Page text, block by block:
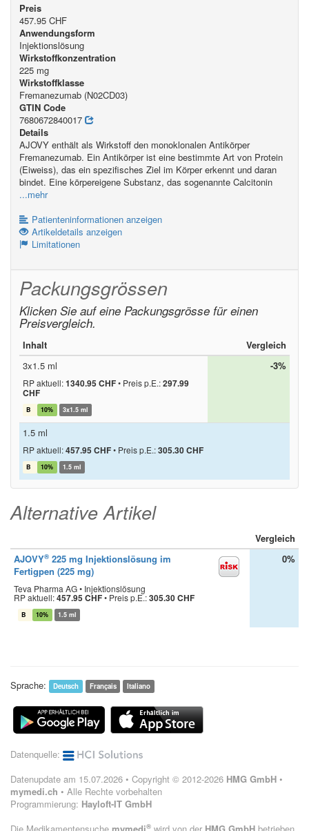
Preis
457.95 CHF
Anwendungsform
Injektionslösung
Wirkstoffkonzentration
225 mg
Wirkstoffklasse
Fremanezumab (N02CD03)
GTIN Code
7680672840017
Details
AJOVY enthält als Wirkstoff den monoklonalen Antikörper
Fremanezumab. Ein Antikörper ist eine bestimmte Art von Protein
(Eiweiss), das ein spezifisches Ziel im Körper erkennt und daran
bindet. Eine körpereigene Substanz, das sogenannte Calcitonin
...mehr
Patienteninformationen anzeigen
Artikeldetails anzeigen
Limitationen
Packungsgrössen
Klicken Sie auf eine Packungsgrösse für einen
Preisvergleich.
Inhalt
Vergleich
3x1.5 ml
RP aktuell:1340.95 CHF• Preis p.E.:297.99
CHF
B 10% 3x1.5 ml
-3%
1.5 ml
RP aktuell:457.95 CHF• Preis p.E.:305.30 CHF
B 10% 1.5 ml
Alternative Artikel
Vergleich
AJOVY® 225 mg Injektionslösung im
Fertigpen (225 mg)
Teva Pharma AG • Injektionslösung
RP aktuell:457.95 CHF• Preis p.E.:305.30 CHF
B 10% 1.5 ml
0%
Sprache: Deutsch Français Italiano
Datenquelle:
Datenupdate am 15.07.2026 • Copyright © 2012-2026 HMG GmbH •
mymedi.ch • Alle Rechte vorbehalten
Programmierung: Hayloft-IT GmbH
®